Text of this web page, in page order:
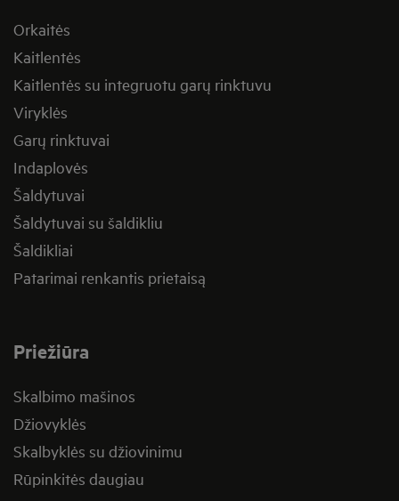
Orkaitės
Kaitlentės
Kaitlentės su integruotu garų rinktuvu
Viryklės
Garų rinktuvai
Indaplovės
Šaldytuvai
Šaldytuvai su šaldikliu
Šaldikliai
Patarimai renkantis prietaisą
Priežiūra
Skalbimo mašinos
Džiovyklės
Skalbyklės su džiovinimu
Rūpinkitės daugiau